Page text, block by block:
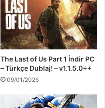
The Last of Us Part 1 İndir PC
– Türkçe Dublaj! – v1.1.5.0++
09/01/2026